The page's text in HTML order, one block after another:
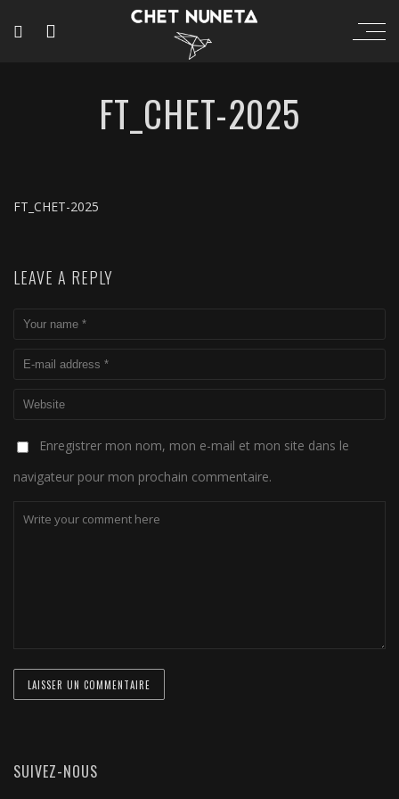
FT_CHET-2025
FT_CHET-2025
LEAVE A REPLY
Enregistrer mon nom, mon e-mail et mon site dans le
navigateur pour mon prochain commentaire.
SUIVEZ-NOUS